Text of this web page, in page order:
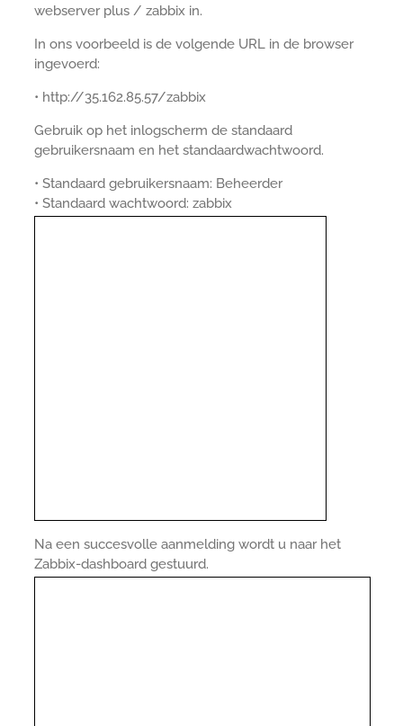
webserver plus / zabbix in.
In ons voorbeeld is de volgende URL in de browser
ingevoerd:
• http://35.162.85.57/zabbix
Gebruik op het inlogscherm de standaard
gebruikersnaam en het standaardwachtwoord.
• Standaard gebruikersnaam: Beheerder
• Standaard wachtwoord: zabbix
Na een succesvolle aanmelding wordt u naar het
Zabbix-dashboard gestuurd.